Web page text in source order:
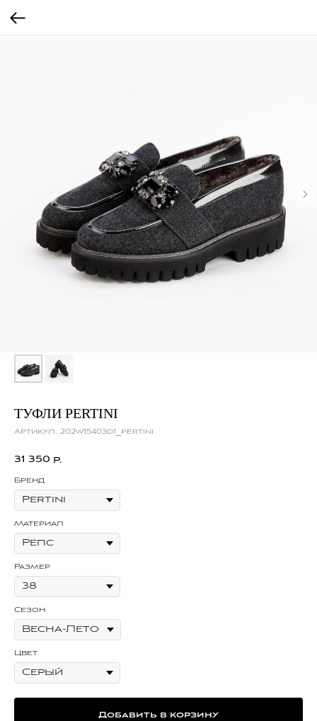
ТУФЛИ PERTINI
Артикул: 202w15403d1_pertini
31 350 р.
Бренд
Материал
Размер
Сезон
Цвет
Добавить в корзину